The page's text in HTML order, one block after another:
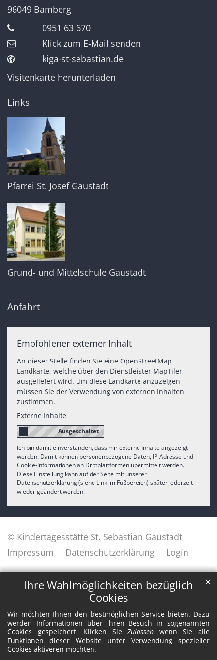
Ihre Wahlmöglichkeiten bezüglich
Cookies
Wir möchten Ihnen den bestmöglichen Service bieten. Dazu
werden Informationen über Ihren Besuch in sogenannten
Cookies gespeichert. Klicken SieZulassen wenn Sie alle
Funktionen dieser Website unter Verwendung spezieller
Cookies aktiveren möchten.
✕
96049 Bamberg
0951 63 670
Klick zum E-Mail senden
kiga-st-sebastian.de
Visitenkarte herunterladen
Links
Pfarrei St. Josef Gaustadt
Grund- und Mittelschule Gaustadt
Anfahrt
Empfohlener externer Inhalt
An dieser Stelle finden Sie eine OpenStreetMap
Landkarte, welche über den Dienstleister MapTiler
ausgeliefert wird. Um diese Landkarte anzuzeigen
müssen Sie der Verwendung von externen Inhalten
zustimmen.
Externe Inhalte
Ich bin damit einverstanden, dass mir externe Inhalte angezeigt
werden. Damit können personenbezogene Daten, IP-Adresse und
Cookie-Informationen an Drittplattformen übermittelt werden.
Diese Einstellung kann auf der Seite mit unserer
Datenschutzerklärung (siehe Link im Fußbereich) später jederzeit
wieder geändert werden.
© Kindertagesstätte St. Sebastian Gaustadt
Impressum
Datenschutzerklärung Login